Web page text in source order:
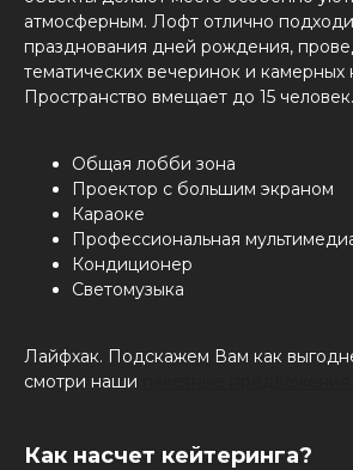
атмосферным. Лофт отлично
празднования дней рождения,
тематических вечеринок и камерных
Пространство вмещает до 15 человек.
Общая лобби зона
Проектор с большим экраном
Караоке
Профессиональная
Кондиционер
Светомузыка
Лайфхак. Подскажем Вам как
смотри наши
Как насчет кейтеринга?